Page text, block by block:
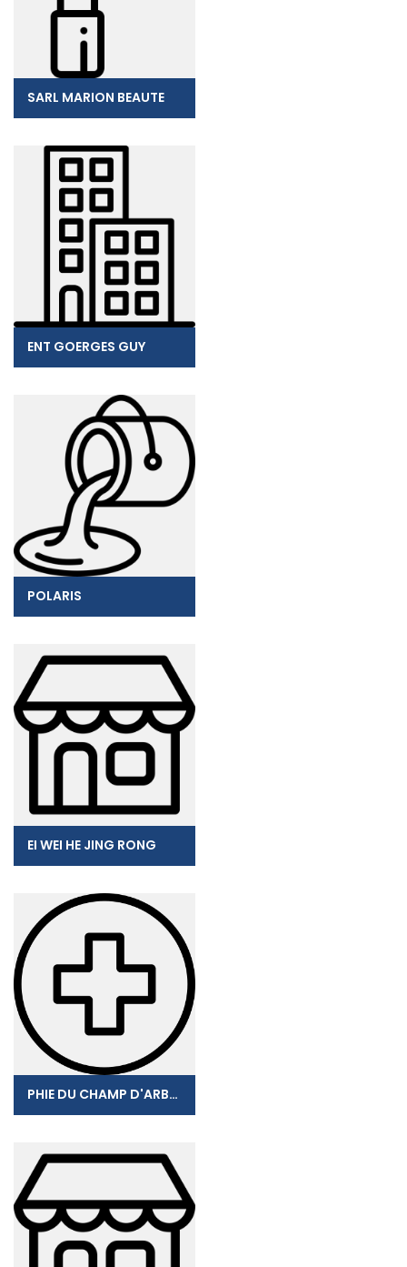
SARL MARION BEAUTE
ENT GOERGES GUY
POLARIS
EI WEI HE JING RONG
PHIE DU CHAMP D'ARBAUD